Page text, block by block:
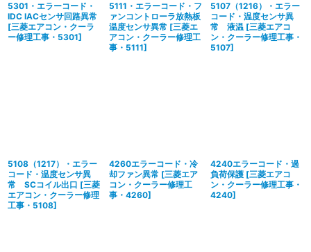
5301・エラーコード・
IDC IACセンサ回路異常
[三菱エアコン・クーラ
ー修理工事・5301]
5111・エラーコード・フ
ァンコントローラ放熱板
温度センサ異常 [三菱エ
アコン・クーラー修理工
事・5111]
5107（1216）・エラー
コード・温度センサ異
常 液温 [三菱エアコ
ン・クーラー修理工事・
5107]
5108（1217）・エラー
コード・温度センサ異
常 SCコイル出口 [三菱
エアコン・クーラー修理
工事・5108]
4260エラーコード・冷
却ファン異常 [三菱エア
コン・クーラー修理工
事・4260]
4240エラーコード・過
負荷保護 [三菱エアコ
ン・クーラー修理工事・
4240]